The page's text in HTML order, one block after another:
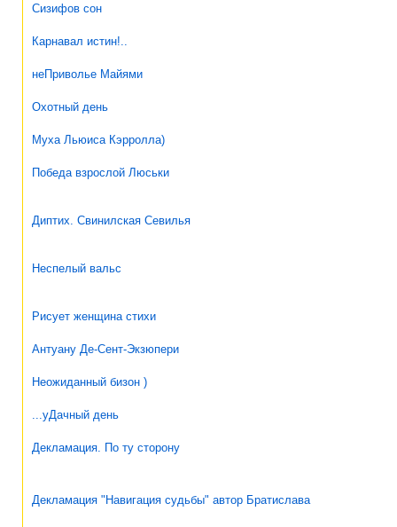
Сизифов сон
Карнавал истин!..
неПриволье Майями
Охотный день
Муха Льюиса Кэрролла)
Победа взрослой Люськи
Диптих. Свинилская Севилья
Неспелый вальс
Рисует женщина стихи
Антуану Де-Сент-Экзюпери
Неожиданный бизон )
...уДачный день
Декламация. По ту сторону
Декламация "Навигация судьбы" автор Братислава